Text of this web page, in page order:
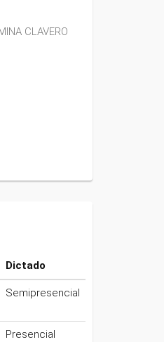
CLAVERO
Dictado
Semipresencial
Presencial